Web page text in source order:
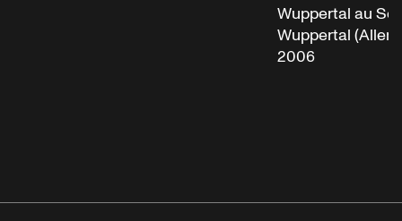
Wuppertal au
Wuppertal
2006